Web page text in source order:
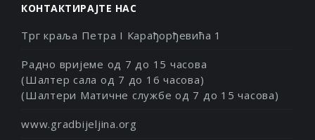
КОНТАКТИРАЈТЕ НАС
Трг краља Петра I Карађорђевића 1
Радно вријеме од 7 до 15 часова
(Шалтер сала од 7 до 16 часова)
(Шалтери Матичне службе од 7 до 15 часова)
www.gradbijeljina.org